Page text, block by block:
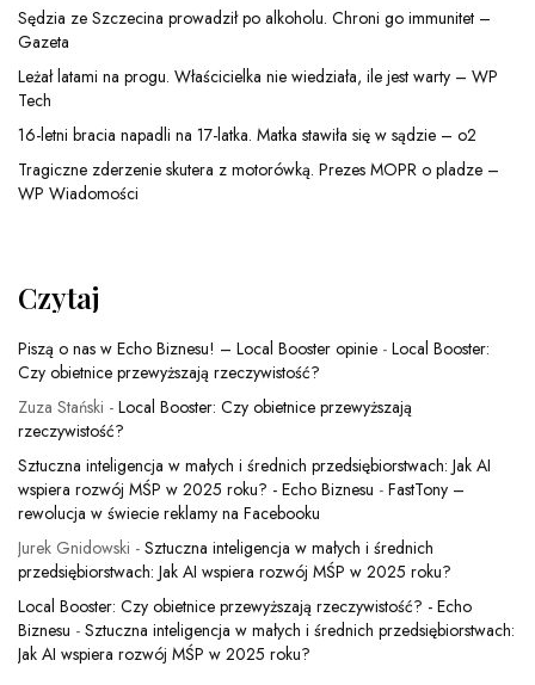
Sędzia ze Szczecina prowadził po alkoholu. Chroni go immunitet –
Gazeta
Leżał latami na progu. Właścicielka nie wiedziała, ile jest warty – WP
Tech
16-letni bracia napadli na 17-latka. Matka stawiła się w sądzie – o2
Tragiczne zderzenie skutera z motorówką. Prezes MOPR o pladze –
WP Wiadomości
Czytaj
Piszą o nas w Echo Biznesu! – Local Booster opinie - Local Booster:
Czy obietnice przewyższają rzeczywistość?
Zuza Stański - Local Booster: Czy obietnice przewyższają
rzeczywistość?
Sztuczna inteligencja w małych i średnich przedsiębiorstwach: Jak AI
wspiera rozwój MŚP w 2025 roku? - Echo Biznesu - FastTony –
rewolucja w świecie reklamy na Facebooku
Jurek Gnidowski - Sztuczna inteligencja w małych i średnich
przedsiębiorstwach: Jak AI wspiera rozwój MŚP w 2025 roku?
Local Booster: Czy obietnice przewyższają rzeczywistość? - Echo
Biznesu - Sztuczna inteligencja w małych i średnich przedsiębiorstwach:
Jak AI wspiera rozwój MŚP w 2025 roku?